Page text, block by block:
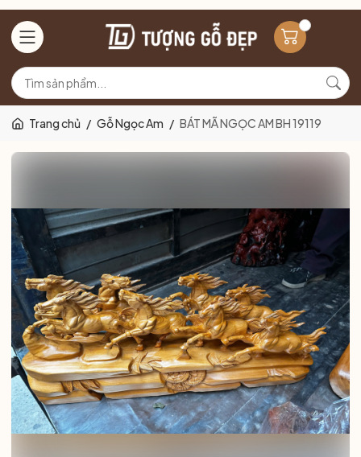
Trang chủ / Gỗ Ngọc Am / BÁT MÃ NGỌC AM BH 19119